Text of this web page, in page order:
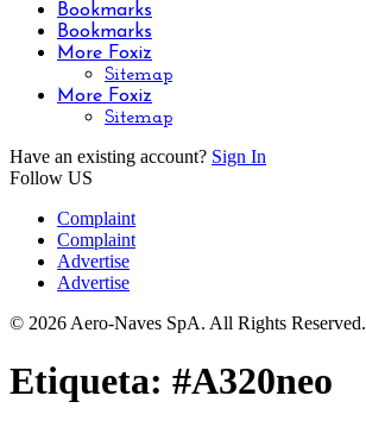
Bookmarks
Bookmarks
More Foxiz
Sitemap
More Foxiz
Sitemap
Have an existing account? Sign In
Follow US
Complaint
Complaint
Advertise
Advertise
© 2026 Aero-Naves SpA. All Rights Reserved.
Etiqueta: #A320neo